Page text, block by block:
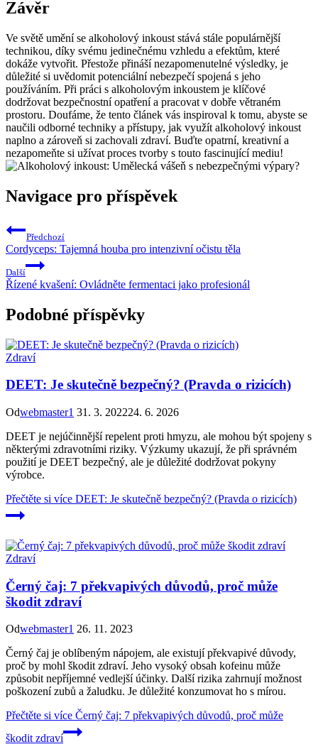
Závěr
Ve světě umění se alkoholový inkoust stává stále populárnější
technikou, díky svému jedinečnému vzhledu a efektům, které
dokáže vytvořit. Přestože přináší nezapomenutelné výsledky, je
důležité si uvědomit potenciální nebezpečí spojená s jeho
používáním. Při práci s alkoholovým inkoustem je klíčové
dodržovat bezpečnostní opatření a pracovat v dobře větraném
prostoru. Doufáme, že tento článek vás inspiroval k tomu, abyste se
naučili odborné techniky a přístupy, jak využít alkoholový inkoust
naplno a zároveň si zachovali zdraví. Buďte opatrní, kreativní a
nezapomeňte si užívat proces tvorby s touto fascinující mediu!
Navigace pro příspěvek
Předchozí
Cordyceps: Tajemná houba pro intenzivní očistu těla
Další
Řízené kvašení: Ovládněte fermentaci jako profesionál
Podobné příspěvky
Zdraví
DEET: Je skutečně bezpečný? (Pravda o rizicích)
Odwebmaster1 31. 3. 202224. 6. 2026
DEET je nejúčinnější repelent proti hmyzu, ale mohou být spojeny s
některými zdravotními riziky. Výzkumy ukazují, že při správném
použití je DEET bezpečný, ale je důležité dodržovat pokyny
výrobce.
Přečtěte si více DEET: Je skutečně bezpečný? (Pravda o rizicích)
Zdraví
Černý čaj: 7 překvapivých důvodů, proč může
škodit zdraví
Odwebmaster1 26. 11. 2023
Černý čaj je oblíbeným nápojem, ale existují překvapivé důvody,
proč by mohl škodit zdraví. Jeho vysoký obsah kofeinu může
způsobit nepříjemné vedlejší účinky. Další rizika zahrnují možnost
poškození zubů a žaludku. Je důležité konzumovat ho s mírou.
Přečtěte si více Černý čaj: 7 překvapivých důvodů, proč může
škodit zdraví